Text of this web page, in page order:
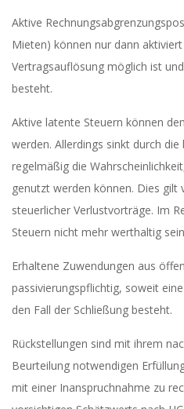
Aktive
Mieten) können nur dann
Vertragsauflösung möglich ist
besteht.
Aktive latente Steuern können
werden. Allerdings sinkt durch
regelmäßig die
genutzt werden können. Dies
steuerlicher Verlustvorträge. Im
Steuern nicht mehr werthaltig
Erhaltene Zuwendungen aus
passivierungspflichtig, soweit
den Fall der Schließung besteht.
Rückstellungen sind mit ihrem
Beurteilung notwendigen
mit einer Inanspruchnahme zu